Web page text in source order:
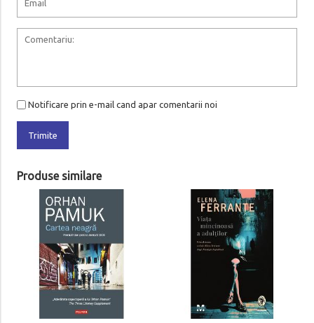
Notificare prin e-mail cand apar comentarii noi
Trimite
Produse similare